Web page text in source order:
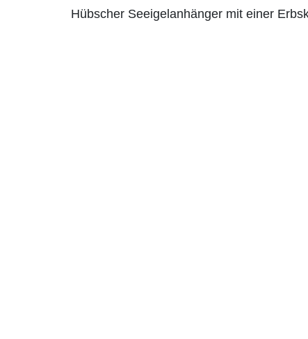
Beschreibung
Hübscher Seeigelanhänger mit einer